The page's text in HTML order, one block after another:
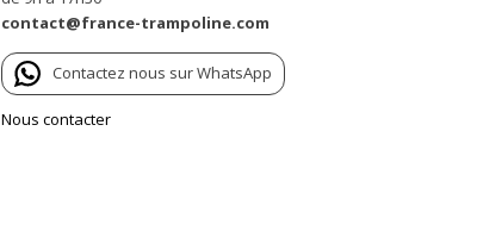
contact@france-trampoline.com
Contactez nous sur WhatsApp
Nous contacter